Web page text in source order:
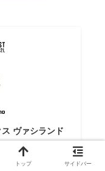
ヴァシランド
ージュ カー
トップ サイドバー